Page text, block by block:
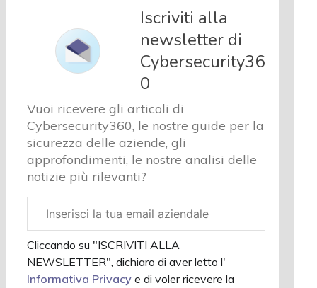
e analisi
Cyber
sicurezza
e privacy
Corsi
Chi
siamo
Iscriviti alla
newsletter di
Cybersecurity36
0
Vuoi ricevere gli articoli di
Cybersecurity360, le nostre guide per la
sicurezza delle aziende, gli
approfondimenti, le nostre analisi delle
notizie più rilevanti?
aziendale
Cliccando su "ISCRIVITI ALLA
NEWSLETTER", dichiaro di aver letto l'
Informativa Privacye di voler ricevere la